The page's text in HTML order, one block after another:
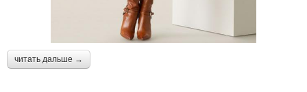
читать дальше →